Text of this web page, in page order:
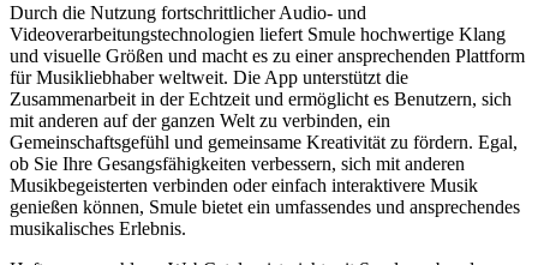
Durch die Nutzung fortschrittlicher Audio- und
Videoverarbeitungstechnologien liefert Smule hochwertige Klang
und visuelle Größen und macht es zu einer ansprechenden Plattform
für Musikliebhaber weltweit. Die App unterstützt die
Zusammenarbeit in der Echtzeit und ermöglicht es Benutzern, sich
mit anderen auf der ganzen Welt zu verbinden, ein
Gemeinschaftsgefühl und gemeinsame Kreativität zu fördern. Egal,
ob Sie Ihre Gesangsfähigkeiten verbessern, sich mit anderen
Musikbegeisterten verbinden oder einfach interaktivere Musik
genießen können, Smule bietet ein umfassendes und ansprechendes
musikalisches Erlebnis.